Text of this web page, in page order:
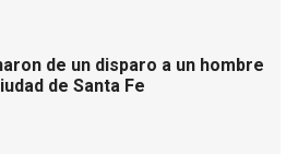
de un disparo a un hombre
de Santa Fe